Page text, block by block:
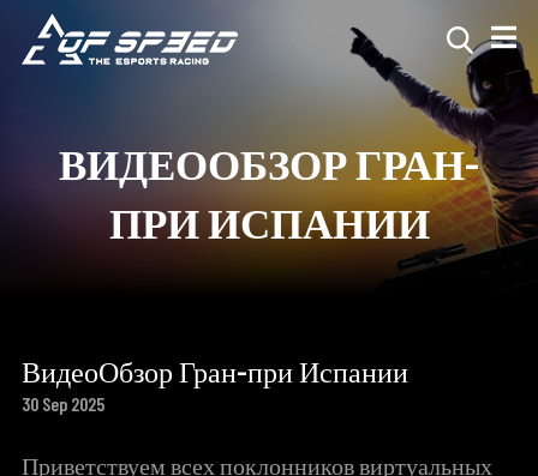
ВИДЕООБЗОР ГРАН-
ПРИ ИСПАНИИ
ВидеоОбзор Гран-при Испании
30 Sep 2025
Приветствуем всех поклонников виртуальных